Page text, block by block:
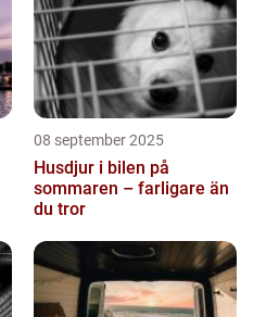
08 september 2025
Husdjur i bilen på
sommaren – farligare än
du tror